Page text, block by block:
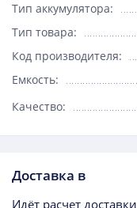
Тип аккумулятора:
Тип товара:
Код производителя:
Емкость:
Качество:
Доставка в
Идёт расчет